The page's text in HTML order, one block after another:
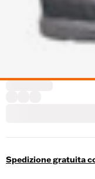
Spedizione gratuita